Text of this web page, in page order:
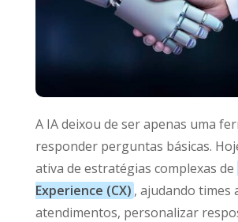
A IA deixou de ser apenas uma
responder perguntas básicas.
ativa de estratégias complexas de
Experience (CX) , ajudando times
atendimentos, personalizar